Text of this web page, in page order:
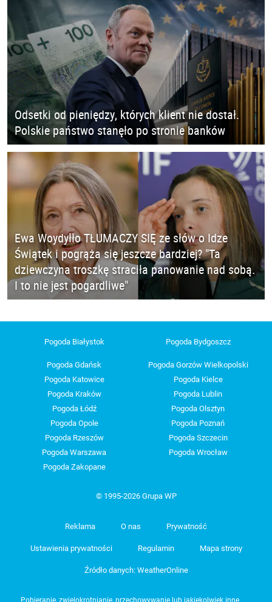
Odsetki od pieniędzy, których klient nie dostał.
Polskie państwo stanęło po stronie banków
Ewa Woydyłło TŁUMACZY SIĘ ze słów o Idze
Świątek i pogrąża się jeszcze bardziej? "Ta
dziewczyna troszkę straciła panowanie nad sobą.
I to nie jest pogardliwe"
Pogoda Białystok Pogoda Bydgoszcz
Pogoda Gdańsk
Pogoda Gorzów Wielkopolski
Pogoda Katowice
Pogoda Kielce
Pogoda Kraków
Pogoda Lublin
Pogoda Łódź
Pogoda Olsztyn
Pogoda Opole
Pogoda Poznań
Pogoda Rzeszów
Pogoda Szczecin
Pogoda Warszawa
Pogoda Wrocław
Pogoda Zakopane
© 1995-2026 Grupa WP
Reklama O nas Prywatność
Ustawienia prywatności Regulamin Mapa strony
Źródło danych: WeatherOnline
Pobieranie, zwielokrotnianie, przechowywanie lub jakiekolwiek inne